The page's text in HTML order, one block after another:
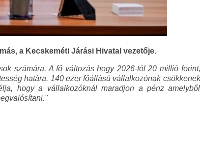
a Kecskeméti Járási Hivatal vezetője.
számára. A fő változás hogy 2026-tól 20 millió forint,
határa. 140 ezer főállású vállalkozónak csökkenek
hogy a vállalkozóknál maradjon a pénz amelyből